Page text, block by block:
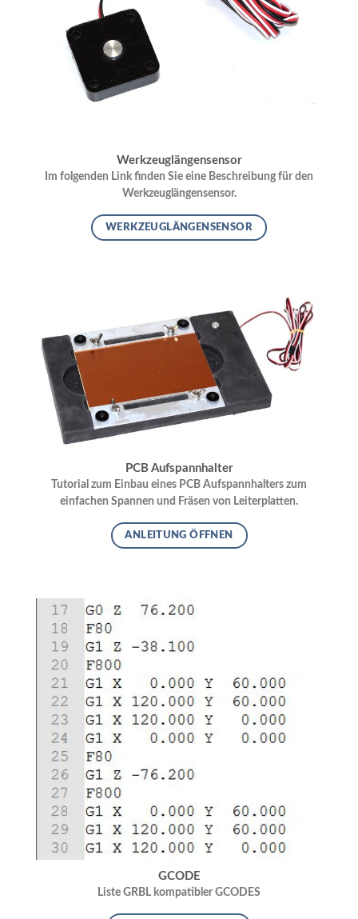
Werkzeuglängensensor
Im folgenden Link finden Sie eine Beschreibung für den
Werkzeuglängensensor.
WERKZEUGLÄNGENSENSOR
PCB Aufspannhalter
Tutorial zum Einbau eines PCB Aufspannhalters zum
einfachen Spannen und Fräsen von Leiterplatten.
ANLEITUNG ÖFFNEN
GCODE
Liste GRBL kompatibler GCODES